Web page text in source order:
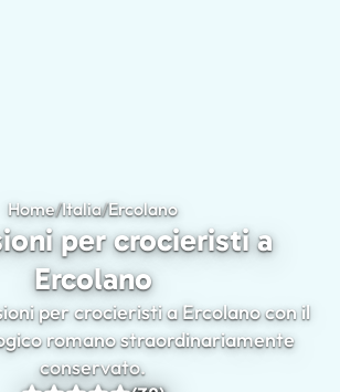
Home/Italia/ErcolanoEscursioni per
per crocieristi a
Ercolano
per crocieristi a Ercolano con il
romano straordinariamente
conservato.